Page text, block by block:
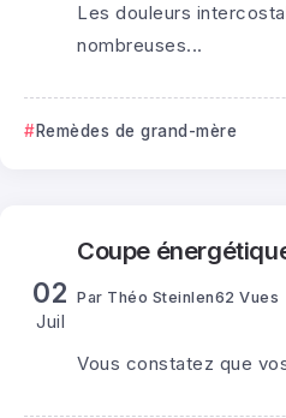
Les douleurs
nombreuses...
Remèdes de grand-mère
02
Juil
Coupe
Par Théo Steinlen62 Vues
Vous constatez que